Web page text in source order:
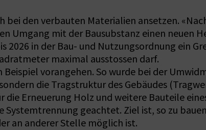
den verbauten Materialien ansetzen.
Umgang mit der Bausubstanz einen neuen
in der Bau- und Nutzungsordnung ein
maximal ausstossen darf.
vorangehen. So wurde bei der
die Tragstruktur des Gebäudes
die Erneuerung Holz und weitere Bauteile
geachtet. Ziel ist, so zu
an anderer Stelle möglich ist.